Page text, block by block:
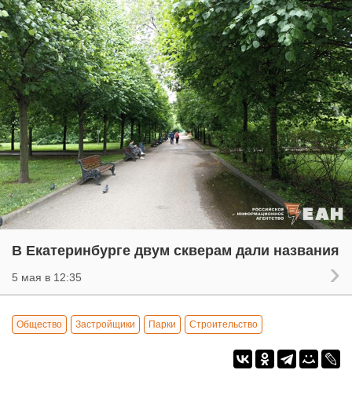
В Екатеринбурге двум скверам дали названия
5 мая в 12:35
Общество Застройщики Парки Строительство